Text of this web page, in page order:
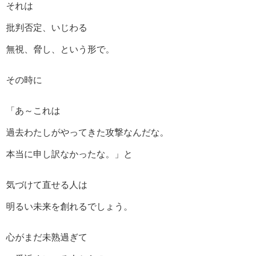
それは
批判否定、いじわる
無視、脅し、という形で。
その時に
「あ～これは
過去わたしがやってきた攻撃なんだな。
本当に申し訳なかったな。」と
気づけて直せる人は
明るい未来を創れるでしょう。
心がまだ未熟過ぎて